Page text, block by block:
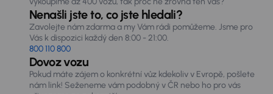
Nenašli jste to, co jste hledali?
Zavolejte nám zdarma a my Vám rádi pomůžeme. Jsme pro
Vás k dispozici každý den 8:00 - 21:00.
800 110 800
Dovoz vozu
Pokud máte zájem o konkrétní vůz kdekoliv v Evropě, pošlete
nám link! Seženeme vám podobný v ČR nebo ho pro vás